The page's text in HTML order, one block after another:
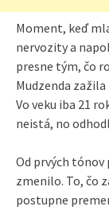
Moment, keď
nervozity a
presne tým, čo
Mudzenda
Vo veku iba 21
neistá, no
Od prvých tónov
zmenilo. To, čo
postupne